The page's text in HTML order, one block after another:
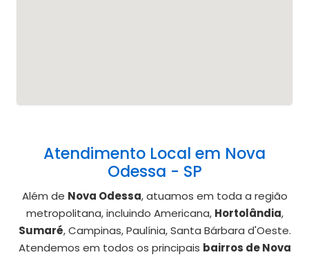
Atendimento Local em Nova
Odessa - SP
Além de Nova Odessa, atuamos em toda a região
metropolitana, incluindo Americana, Hortolândia,
Sumaré, Campinas, Paulínia, Santa Bárbara d'Oeste.
Atendemos em todos os principais bairros de Nova